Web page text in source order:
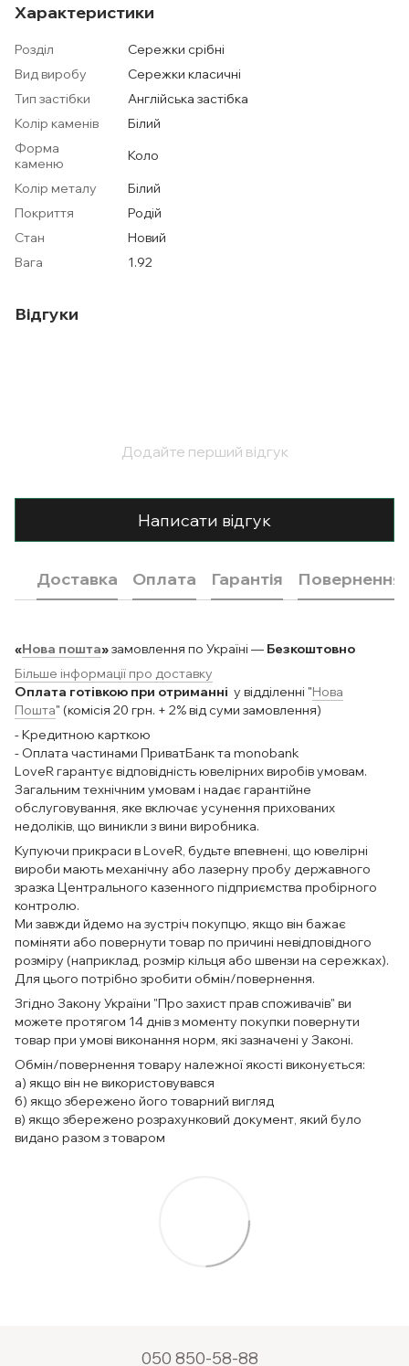
Характеристики
Розділ
Сережки срібні
Вид виробу
Сережки класичні
Тип застібки
Англійська застібка
Колір каменів
Білий
Форма
каменю
Коло
Колір металу
Білий
Покриття
Родій
Стан
Новий
Вага
1.92
Відгуки
Додайте перший відгук
Написати відгук
Доставка Оплата Гарантія Повернення
«Нова пошта»замовлення по Україні — Безкоштовно
Більше інформації про доставку
Оплата готівкою при отриманні у відділенні "Нова
Пошта" (комісія 20 грн. + 2% від суми замовлення)
- Кредитною карткою
- Оплата частинами ПриватБанк та monobank
LoveR гарантує відповідність ювелірних виробів умовам.
Загальним технічним умовам і надає гарантійне
обслуговування, яке включає усунення прихованих
недоліків, що виникли з вини виробника.
Купуючи прикраси в LoveR, будьте впевнені, що ювелірні
вироби мають механічну або лазерну пробу державного
зразка Центрального казенного підприємства пробірного
контролю.
Ми завжди йдемо на зустріч покупцю, якщо він бажає
поміняти або повернути товар по причині невідповідного
розміру (наприклад, розмір кільця або швензи на сережках).
Для цього потрібно зробити обмін/повернення.
Згідно Закону України "Про захист прав споживачів" ви
можете протягом 14 днів з моменту покупки повернути
товар при умові виконання норм, які зазначені у Законі.
Обмін/повернення товару належної якості виконується:
а) якщо він не використовувався
б) якщо збережено його товарний вигляд
в) якщо збережено розрахунковий документ, який було
видано разом з товаром
050 850-58-88